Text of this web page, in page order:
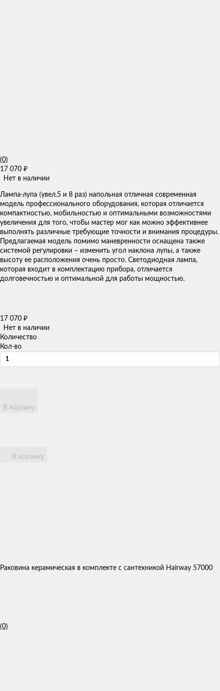
(0)
17 070 ₽
Нет в наличии
​Лампа-лупа (увел.5 и 8 раз) напольная отличная современная
модель профессионального оборудования, которая отличается
компактностью, мобильностью и оптимальными возможностями
увеличения для того, чтобы мастер мог как можно эффективнее
выполнять различные требующие точности и внимания процедуры.
Предлагаемая модель помимо маневренности оснащена также
системой регулировки – изменить угол наклона лупы, а также
высоту ее расположения очень просто. Светодиодная лампа,
которая входит в комплектацию прибора, отличается
долговечностью и оптимальной для работы мощностью.​
17 070 ₽
Нет в наличии
Количество
Кол-во
В корзину
В корзину
Раковина керамическая в комплекте с сантехникой Hairway 57000
(0)